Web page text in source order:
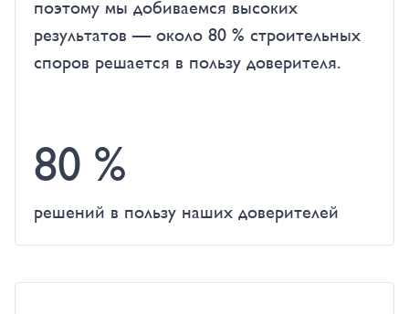
поэтому мы добиваемся высоких
результатов — около 80 % строительных
споров решается в пользу доверителя.
80 %
решений в пользу наших доверителей